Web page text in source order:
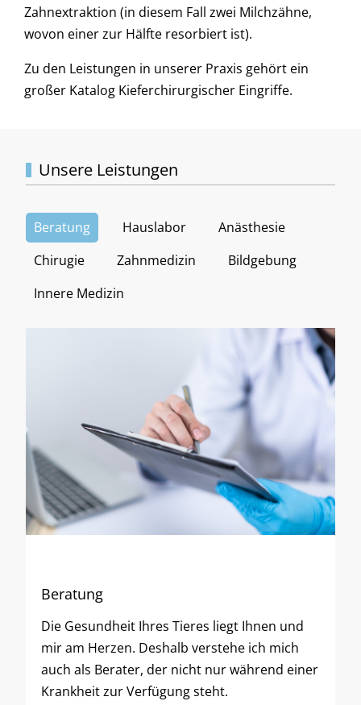
Zahnextraktion (in diesem Fall zwei Milchzähne,
wovon einer zur Hälfte resorbiert ist).
Zu den Leistungen in unserer Praxis gehört ein
großer Katalog Kieferchirurgischer Eingriffe.
Unsere Leistungen
Beratung Hauslabor
Anästhesie
Chirugie
Zahnmedizin
Bildgebung
Innere Medizin
Beratung
Die Gesundheit Ihres Tieres liegt Ihnen und
mir am Herzen. Deshalb verstehe ich mich
auch als Berater, der nicht nur während einer
Krankheit zur Verfügung steht.